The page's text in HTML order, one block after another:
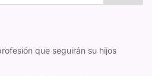
que seguirán su hijos